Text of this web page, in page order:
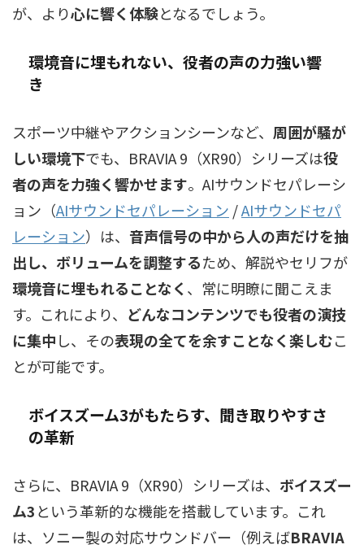
が、より心に響く体験となるでしょう。
環境音に埋もれない、役者の声の力強い響
き
スポーツ中継やアクションシーンなど、 周囲が騒が
しい環境下でも、BRAVIA 9（XR90）シリーズは役
者の声を力強く響かせます。AIサウンドセパレーシ
ョン（AIサウンドセパレーション /AIサウンドセパ
レーション） は、 音声信号の中から人の声だけを抽
出し、ボリュームを調整するため、解説やセリフが
環境音に埋もれることなく、常に明瞭に聞こえま
す。これにより、 どんなコンテンツでも役者の演技
に集中し、その表現の全てを余すことなく楽しむこ
とが可能です。
ボイスズーム3がもたらす、聞き取りやすさ
の革新
さらに、BRAVIA 9（XR90）シリーズは、 ボイスズー
ム3という革新的な機能を搭載しています。これ
は、ソニー製の対応サウンドバー（例えばBRAVIA